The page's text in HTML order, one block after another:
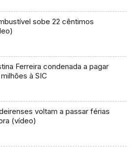
sobe 22 cêntimos
Ferreira condenada a pagar
à SIC
voltam a passar férias
(vídeo)